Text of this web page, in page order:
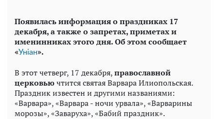
Появилась информация о праздниках 17
декабря, а также о запретах, приметах и
именинниках этого дня. Об этом сообщает
«Уніан».
В этот четверг, 17 декабря,православной
церковьючтится святая Варвара Илиопольская.
Праздник известен и другими названиями:
«Варвара», «Варвара - ночи урвала», «Варварины
морозы», «Заваруха», «Бабий праздник».